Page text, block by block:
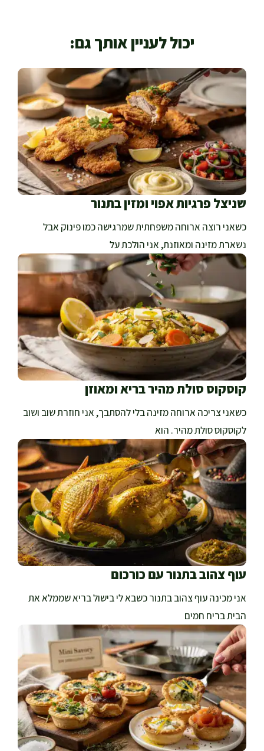
יכול לעניין אותך גם:
שניצל פרגיות אפוי ומזין בתנור
כשאני רוצה ארוחה משפחתית שמרגישה כמו פינוק אבל
נשארת מזינה ומאוזנת, אני הולכת על
קוסקוס סולת מהיר בריא ומאוזן
כשאני צריכה ארוחה מזינה בלי להסתבך, אני חוזרת שוב ושוב
לקוסקוס סולת מהיר. הוא
עוף צהוב בתנור עם כורכום
אני מכינה עוף צהוב בתנור כשבא לי בישול בריא שממלא את
הבית בריח חמים